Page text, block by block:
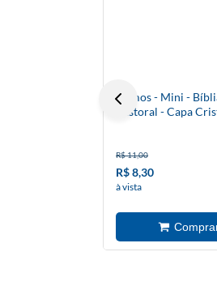
Salmos - Mini -
Pastoral - Capa
R$ 11,00
R$ 8,30
à vista